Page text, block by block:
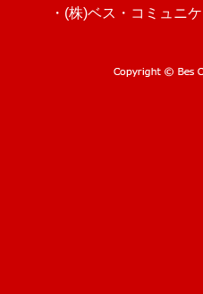
・(株)ベス・コミュニ